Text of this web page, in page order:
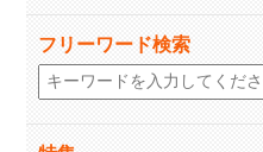
フリーワード検索